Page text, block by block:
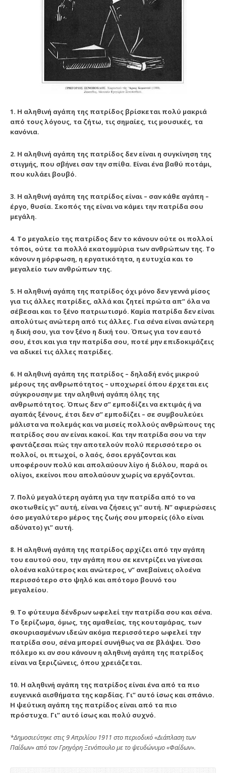
1. Η αληθινή αγάπη της πατρίδος βρίσκεται πολύ μακριά
από τους λόγους, τα ζήτω, τις σημαίες, τις μουσικές, τα
κανόνια.
2. Η αληθινή αγάπη της πατρίδος δεν είναι η συγκίνηση της
στιγμής, που σβήνει σαν την σπίθα. Είναι ένα βαθύ ποτάμι,
που κυλάει βουβό.
3. Η αληθινή αγάπη της πατρίδος είναι – σαν κάθε αγάπη –
έργο, θυσία. Σκοπός της είναι να κάμει την πατρίδα σου
μεγάλη.
4. Το μεγαλείο της πατρίδος δεν το κάνουν ούτε οι πολλοί
τόποι, ούτε τα πολλά εκατομμύρια των ανθρώπων της. Το
κάνουν η μόρφωση, η εργατικότητα, η ευτυχία και το
μεγαλείο των ανθρώπων της.
5. Η αληθινή αγάπη της πατρίδος όχι μόνο δεν γεννά μίσος
για τις άλλες πατρίδες, αλλά και ζητεί πρώτα απ” όλα να
σέβεσαι και το ξένο πατριωτισμό. Καμία πατρίδα δεν είναι
απολύτως ανώτερη από τις άλλες. Για σένα είναι ανώτερη
η δική σου, για τον ξένο η δική του. Όπως για τον εαυτό
σου, έτσι και για την πατρίδα σου, ποτέ μην επιδοκιμάζεις
να αδικεί τις άλλες πατρίδες.
6. Η αληθινή αγάπη της πατρίδος – δηλαδή ενός μικρού
μέρους της ανθρωπότητος – υποχωρεί όπου έρχεται εις
σύγκρουσην με την αληθινή αγάπη όλης της
ανθρωπότητος. Όπως δεν σ” εμποδίζει να εκτιμάς ή να
αγαπάς ξένους, έτσι δεν σ” εμποδίζει – σε συμβουλεύει
μάλιστα να πολεμάς και να μισείς πολλούς ανθρώπους της
πατρίδος σου αν είναι κακοί. Και την πατρίδα σου να την
φαντάζεσαι πώς την αποτελούν πολύ περισσότερο οι
πολλοί, οι πτωχοί, ο λαός, όσοι εργάζονται και
υποφέρουν πολύ και απολαύουν λίγο ή διόλου, παρά οι
ολίγοι, εκείνοι που απολαύουν χωρίς να εργάζονται.
7. Πολύ μεγαλύτερη αγάπη για την πατρίδα από το να
σκοτωθείς γι” αυτή, είναι να ζήσεις γι” αυτή. Ν” αφιερώσεις
όσο μεγαλύτερο μέρος της ζωής σου μπορείς (όλο είναι
αδύνατο) γι” αυτή.
8. Η αληθινή αγάπη της πατρίδος αρχίζει από την αγάπη
του εαυτού σου, την αγάπη που σε κεντρίζει να γίνεσαι
ολοένα καλύτερος και ανώτερος, ν” ανεβαίνεις ολοένα
περισσότερο στο ψηλό και απότομο βουνό του
μεγαλείου.
9. Το φύτευμα δένδρων ωφελεί την πατρίδα σου και σένα.
Το ξερίζωμα, όμως, της αμαθείας, της κουταμάρας, των
σκουριασμένων ιδεών ακόμα περισσότερο ωφελεί την
πατρίδα σου, σένα μπορεί συνήθως να σε βλάψει. Όσο
πόλεμο κι αν σου κάνουν η αληθινή αγάπη της πατρίδος
είναι να ξεριζώνεις, όπου χρειάζεται.
10. Η αληθινή αγάπη της πατρίδος είναι ένα από τα πιο
ευγενικά αισθήματα της καρδίας. Γι” αυτό ίσως και σπάνιο.
Η ψεύτικη αγάπη της πατρίδος είναι από τα πιο
πρόστυχα. Γι” αυτό ίσως και πολύ συχνό.
*Δημοσιεύτηκε στις 9 Απριλίου 1911 στο περιοδικό «Διάπλαση των
Παίδων» από τον Γρηγόρη Ξενόπουλο με το ψευδώνυμο «Φαίδων».